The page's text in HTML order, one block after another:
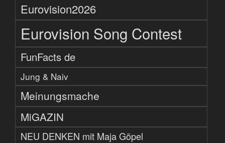
Eurovision2026
Eurovision Song Contest
FunFacts de
Jung & Naiv
Meinungsmache
MiGAZIN
NEU DENKEN mit Maja Göpel